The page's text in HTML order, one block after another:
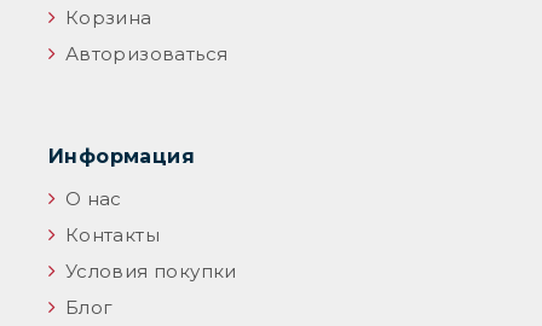
Корзина
Авторизоваться
Информация
О нас
Контакты
Условия покупки
Блог